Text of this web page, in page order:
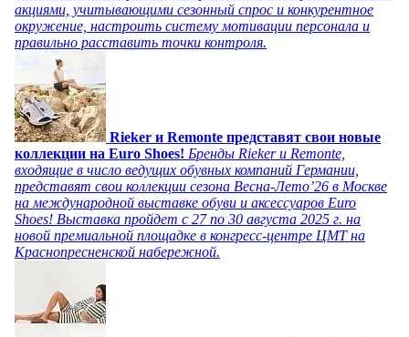
акциями, учитывающими сезонный спрос и конкурентное
окружение, настроить систему мотивации персонала и
правильно расставить точки контроля.
Rieker и Remonte представят свои новые
коллекции на Euro Shoes! Бренды Rieker и Remonte,
входящие в число ведущих обувных компаний Германии,
представят свои коллекции сезона Весна-Лето’26 в Москве
на международной выставке обуви и аксессуаров Euro
Shoes! Выставка пройдет c 27 по 30 августа 2025 г. на
новой премиальной площадке в конгресс-центре ЦМТ на
Краснопресненской набережной.